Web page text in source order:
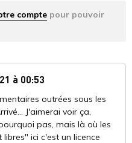
compte pour pouvoir
à 00:53
outrées sous les
J'aimerai voir ça,
pas, mais là où les
ici c'est un licence